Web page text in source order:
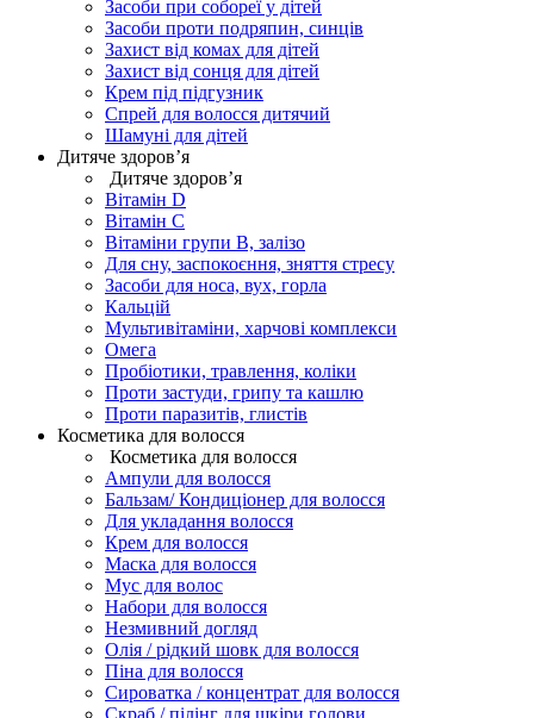
Засоби при собореї у дітей
Засоби проти подряпин, синців
Захист від комах для дітей
Захист від сонця для дітей
Крем під підгузник
Спрей для волосся дитячий
Шамуні для дітей
Дитяче здоров’я
Дитяче здоров’я
Вітамін D
Вітамін С
Вітаміни групи В, залізо
Для сну, заспокоєння, зняття стресу
Засоби для носа, вух, горла
Кальцій
Мультивітаміни, харчові комплекси
Омега
Пробіотики, травлення, коліки
Проти застуди, грипу та кашлю
Проти паразитів, глистів
Косметика для волосся
Косметика для волосся
Ампули для волосся
Бальзам/ Кондиціонер для волосся
Для укладання волосся
Крем для волосся
Маска для волосся
Мус для волос
Набори для волосся
Незмивний догляд
Олія / рідкий шовк для волосся
Піна для волосся
Сироватка / концентрат для волосся
Скраб / пілінг для шкіри голови